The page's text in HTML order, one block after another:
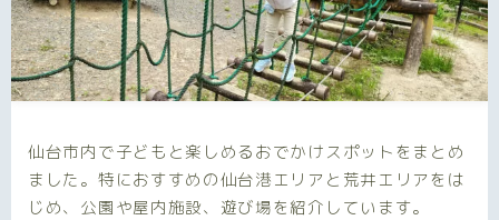
免責事項
お問い合わせ contact
仙台市内で子どもと楽しめるおでかけスポットをまとめ
ました。特におすすめの仙台港エリアと荒井エリアをは
じめ、公園や屋内施設、遊び場を紹介しています。